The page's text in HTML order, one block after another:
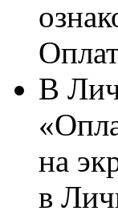
В
на
в